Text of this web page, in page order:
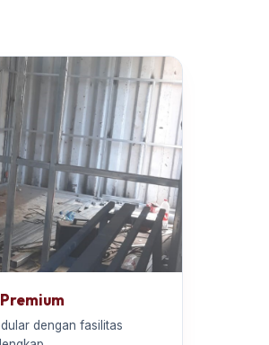
dengan fasilitas